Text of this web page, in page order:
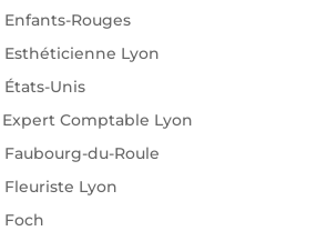
Rouges
Lyon
Unis
Comptable Lyon
du-Roule
Lyon